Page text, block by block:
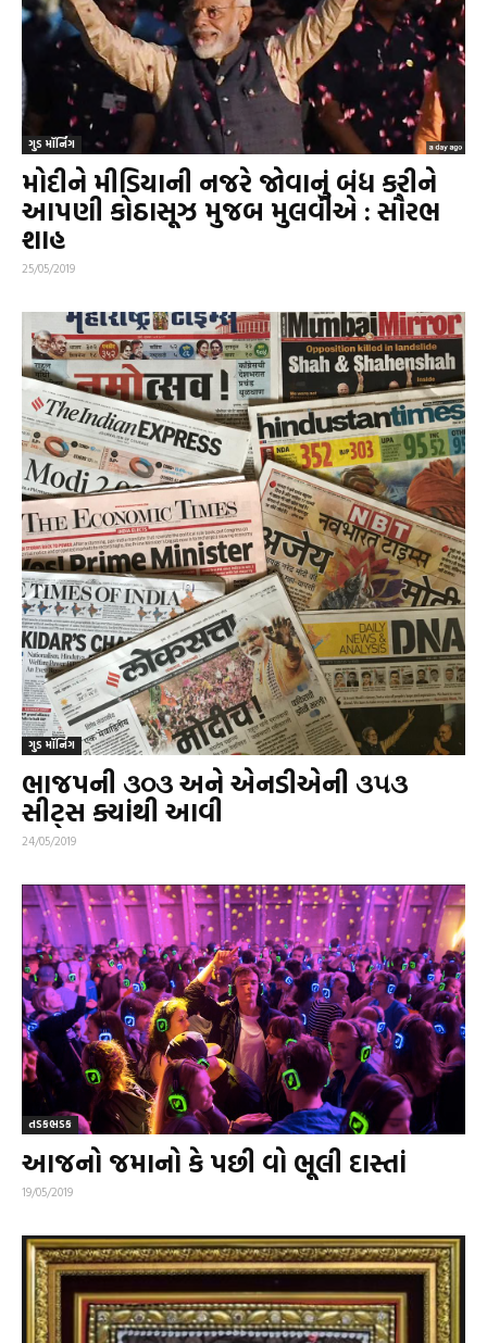
ગુડ મૉર્નિંગ
મોદીને મીડિયાની નજરે જોવાનું બંધ કરીને
આપણી કોઠાસૂઝ મુજબ મુલવીએ : સૌરભ
શાહ
25/05/2019
ગુડ મૉર્નિંગ
ભાજપની ૩૦૩ અને એનડીએની ૩૫૩
સીટ્‌સ ક્યાંથી આવી
24/05/2019
તડકભડક
આજનો જમાનો કે પછી વો ભૂલી દાસ્તાં
19/05/2019